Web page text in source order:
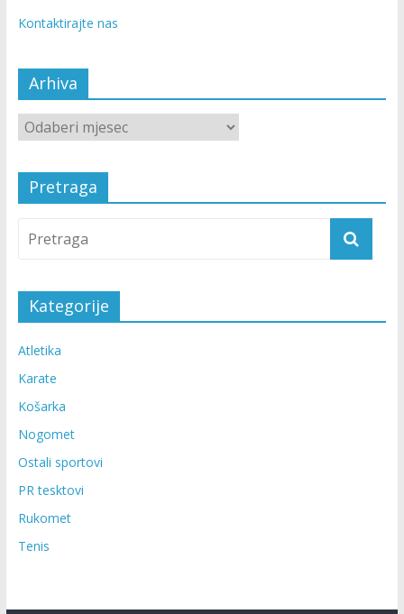
Kontaktirajte nas
Arhiva
Pretraga
Kategorije
Atletika
Karate
Košarka
Nogomet
Ostali sportovi
PR tesktovi
Rukomet
Tenis